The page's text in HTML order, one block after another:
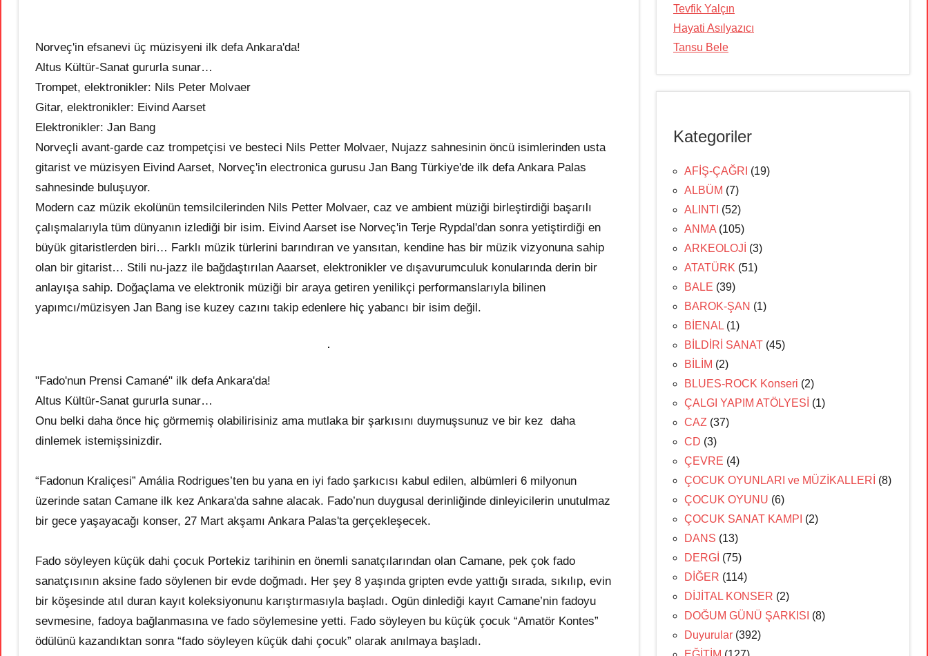
Norveç'in efsanevi üç müzisyeni ilk defa Ankara'da!
Altus Kültür-Sanat gururla sunar…
Trompet, elektronikler: Nils Peter Molvaer
Gitar, elektronikler: Eivind Aarset
Elektronikler: Jan Bang
Norveçli avant-garde caz trompetçisi ve besteci Nils Petter Molvaer, Nujazz sahnesinin öncü isimlerinden usta
gitarist ve müzisyen Eivind Aarset, Norveç'in electronica gurusu Jan Bang Türkiye'de ilk defa Ankara Palas
sahnesinde buluşuyor.
Modern caz müzik ekolünün temsilcilerinden Nils Petter Molvaer, caz ve ambient müziği birleştirdiği başarılı
çalışmalarıyla tüm dünyanın izlediği bir isim. Eivind Aarset ise Norveç'in Terje Rypdal'dan sonra yetiştirdiği en
büyük gitaristlerden biri… Farklı müzik türlerini barındıran ve yansıtan, kendine has bir müzik vizyonuna sahip
olan bir gitarist… Stili nu-jazz ile bağdaştırılan Aaarset, elektronikler ve dışavurumculuk konularında derin bir
anlayışa sahip. Doğaçlama ve elektronik müziği bir araya getiren yenilikçi performanslarıyla bilinen
yapımcı/müzisyen Jan Bang ise kuzey cazını takip edenlere hiç yabancı bir isim değil.
"Fado'nun Prensi Camané" ilk defa Ankara'da!
Altus Kültür-Sanat gururla sunar…
Onu belki daha önce hiç görmemiş olabilirisiniz ama mutlaka bir şarkısını duymuşsunuz ve bir kez daha
dinlemek istemişsinizdir.
“Fadonun Kraliçesi” Amália Rodrigues’ten bu yana en iyi fado şarkıcısı kabul edilen, albümleri 6 milyonun
üzerinde satan Camane ilk kez Ankara'da sahne alacak. Fado’nun duygusal derinliğinde dinleyicilerin unutulmaz
bir gece yaşayacağı konser, 27 Mart akşamı Ankara Palas'ta gerçekleşecek.
Fado söyleyen küçük dahi çocuk Portekiz tarihinin en önemli sanatçılarından olan Camane, pek çok fado
sanatçısının aksine fado söylenen bir evde doğmadı. Her şey 8 yaşında gripten evde yattığı sırada, sıkılıp, evin
bir köşesinde atıl duran kayıt koleksiyonunu karıştırmasıyla başladı. Ogün dinlediği kayıt Camane’nin fadoyu
sevmesine, fadoya bağlanmasına ve fado söylemesine yetti. Fado söyleyen bu küçük çocuk “Amatör Kontes”
ödülünü kazandıktan sonra “fado söyleyen küçük dahi çocuk” olarak anılmaya başladı.
Tevfik Yalçın
Hayati Asılyazıcı
Tansu Bele
Kategoriler
AFİŞ-ÇAĞRI (19)
ALBÜM (7)
ALINTI (52)
ANMA (105)
ARKEOLOJİ (3)
ATATÜRK (51)
BALE (39)
BAROK-ŞAN (1)
BİENAL (1)
BİLDİRİ SANAT (45)
BİLİM (2)
BLUES-ROCK Konseri (2)
ÇALGI YAPIM ATÖLYESİ (1)
CAZ (37)
CD (3)
ÇEVRE (4)
ÇOCUK OYUNLARI ve MÜZİKALLERİ (8)
ÇOCUK OYUNU (6)
ÇOCUK SANAT KAMPI (2)
DANS (13)
DERGİ (75)
DİĞER (114)
DİJİTAL KONSER (2)
DOĞUM GÜNÜ ŞARKISI (8)
Duyurular (392)